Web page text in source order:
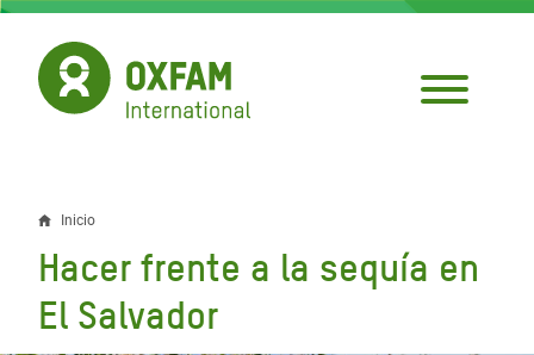
Pasar
contenido
principal
Sobrescribir
enlaces
de
Inicio
Hacer frente a la sequía en
El Salvador